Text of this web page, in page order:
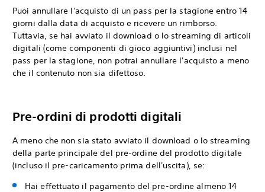
Puoi annullare l'acquisto di un pass per la stagione entro 14
giorni dalla data di acquisto e ricevere un rimborso.
Tuttavia, se hai avviato il download o lo streaming di articoli
digitali (come componenti di gioco aggiuntivi) inclusi nel
pass per la stagione, non potrai annullare l'acquisto a meno
che il contenuto non sia difettoso.
Pre-ordini di prodotti digitali
A meno che non sia stato avviato il download o lo streaming
della parte principale del pre-ordine del prodotto digitale
(incluso il pre-caricamento prima dell'uscita), se:
Hai effettuato il pagamento del pre-ordine almeno 14